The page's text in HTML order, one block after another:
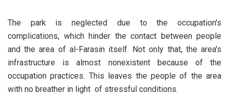
The park is neglected due to the occupation's
complications, which hinder the contact between people
and the area of al-Farasin itself. Not only that, the area's
infrastructure is almost nonexistent because of the
occupation practices. This leaves the people of the area
with no breather in light of stressful conditions.